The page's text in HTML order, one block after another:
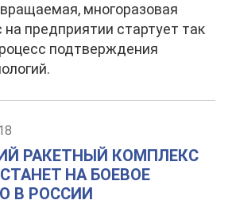
многоразовая
на предприятии стартует так
подтверждения
РАКЕТНЫЙ КОМПЛЕКС
НА БОЕВОЕ
В РОССИИ